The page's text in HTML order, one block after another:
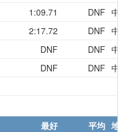
1:09.71 DNF 中
2:17.72 DNF 中
DNF DNF 中
DNF DNF 中
最好 平均 地